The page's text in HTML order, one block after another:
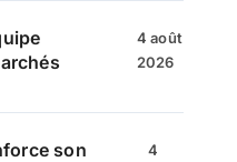
4 août
2026
son
4